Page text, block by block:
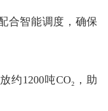
合智能调度，确保
约1200吨CO₂，助